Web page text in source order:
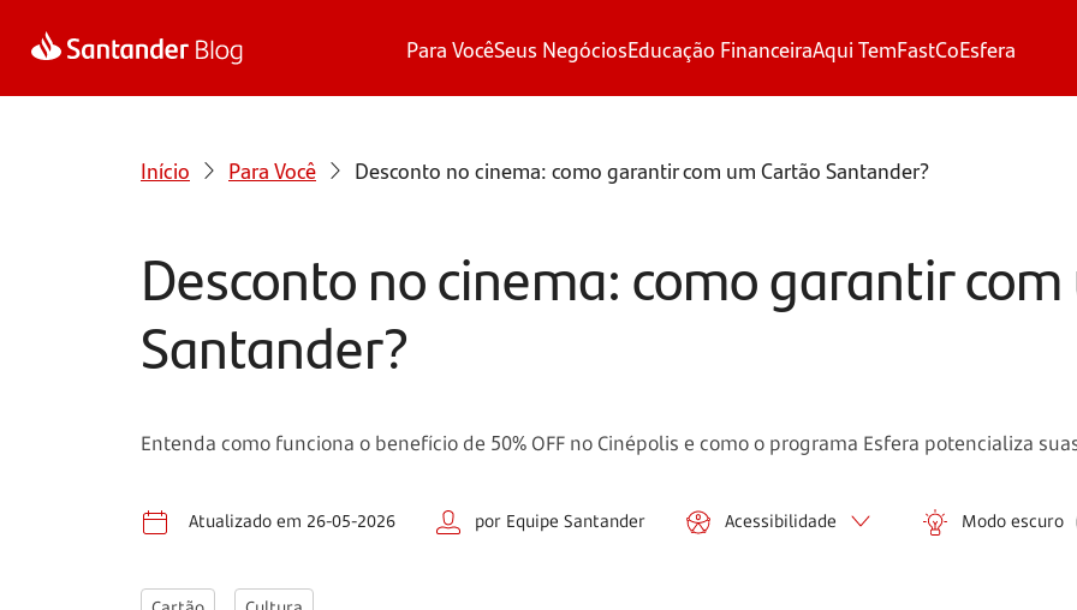
Para VocêSeus NegóciosEducação FinanceiraAqui TemFastCoEsfera
Início Para Você Desconto no cinema: como garantir com um Cartão Santander?
Desconto no cinema: como garantir
Santander?
Entenda como funciona o benefício de 50% OFF no Cinépolis e como o programa Esfera potencializa
Atualizado em 26-05-2026 por Equipe Santander Acessibilidade Modo escuro